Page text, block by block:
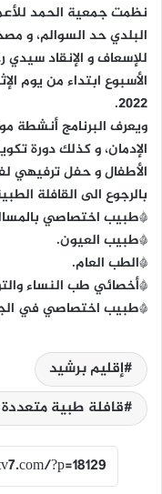
نظمت جمعية الحمد
البلدي حد السوالم، و
للإسعاف و الإنقاد
2022.
ويعرف البرنامج أنشطة
الإدمان، و كذلك دورة
الأطفال و حفل ترفيهي
بالرجوع الى القافلة
*طبيب اختصاصي
*طبيب العيون.
*الطب العام.
*أخصائي طب النساء
*طبيب اختصاصي في
إقليم برشيد
قافلة طبية